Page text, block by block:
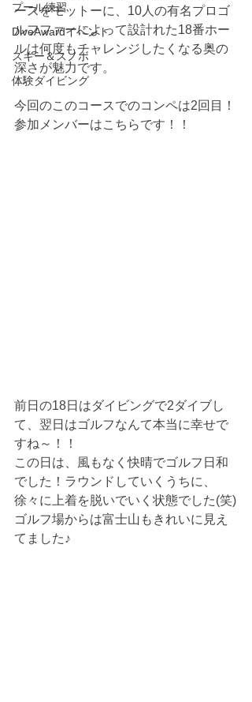
プール練習
DiveAwardイベント
スキー＆スノボ
体験ダイビング
ースをモットーに、10人の有名プロゴ
ルフファーによって設計れた18番ホー
ルは何度もチャレンジしたくなる奥の
深さが魅力です。
今回のこのコースでのコンペは2回目！
参加メンバーはこちらです！！
前日の18日はダイビングで2ダイブし
て、翌日はゴルフなんて本当に幸せで
すね～！！
この日は、風もなく快晴でゴルフ日和
でした！ラウンドしていくうちに、
徐々に上着を脱いでいく状態でした(笑)
ゴルフ場からは富士山もきれいに見え
てました♪